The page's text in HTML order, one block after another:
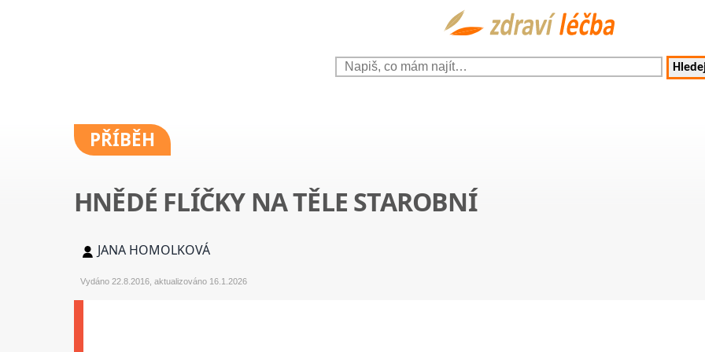
PŘÍBĚH
HNĚDÉ FLÍČKY NA TĚLE STAROBNÍ
JANA HOMOLKOVÁ
Vydáno 22.8.2016, aktualizováno 16.1.2026